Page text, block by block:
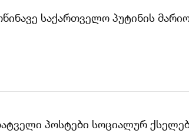
საქართველო პუტინის
პოსტები სოციალურ